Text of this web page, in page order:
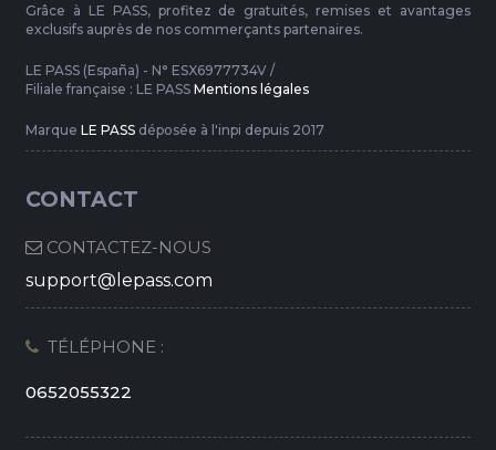
Grâce à LE PASS, profitez de gratuités, remises et avantages
exclusifs auprès de nos commerçants partenaires.
LE PASS (España) - N° ESX6977734V /
Filiale française : LE PASS Mentions légales
Marque LE PASSdéposée à l'inpi depuis 2017
CONTACT
CONTACTEZ-NOUS
support@lepass.com
TÉLÉPHONE :
0652055322